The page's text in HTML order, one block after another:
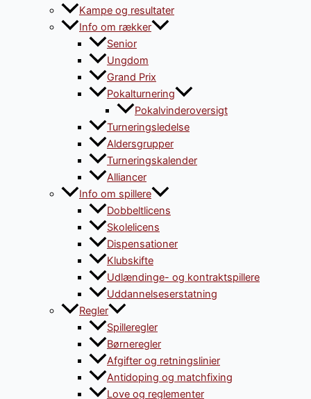
Kampe og resultater
Info om rækker
Senior
Ungdom
Grand Prix
Pokalturnering
Pokalvinderoversigt
Turneringsledelse
Aldersgrupper
Turneringskalender
Alliancer
Info om spillere
Dobbeltlicens
Skolelicens
Dispensationer
Klubskifte
Udlændinge- og kontraktspillere
Uddannelseserstatning
Regler
Spilleregler
Børneregler
Afgifter og retningslinier
Antidoping og matchfixing
Love og reglementer